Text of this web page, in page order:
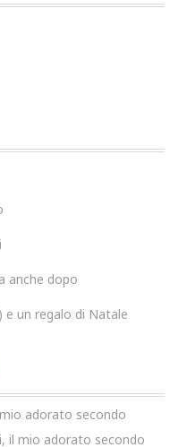
anche dopo
e un regalo di Natale
adorato secondo
il mio adorato secondo